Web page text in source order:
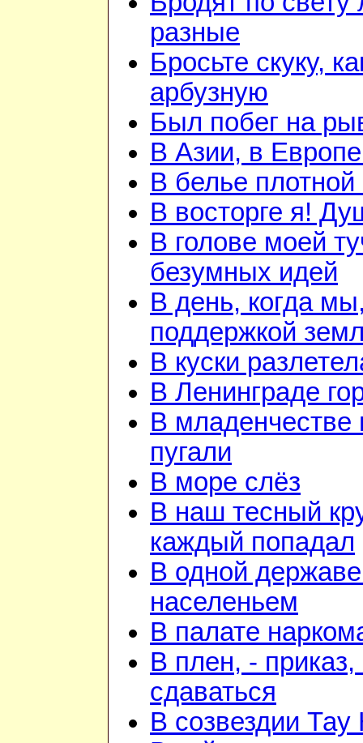
разные
Бросьте скуку,
арбузную
Был побег на
В Азии, в
В белье плотной
В восторге я!
В голове моей
безумных идей
В день, когда
поддержкой
В куски
В Ленинграде
В младенчестве
пугали
В море слёз
В наш тесный
каждый попадал
В одной
населеньем
В палате
В плен, - приказ,
сдаваться
В созвездии Тау